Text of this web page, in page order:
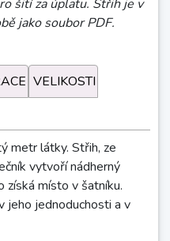
šití za úplatu. Střih je v
jako soubor PDF.
VELIKOSTI
metr látky. Střih, ze
vytvoří nádherný
získá místo v šatníku.
jeho jednoduchosti a v